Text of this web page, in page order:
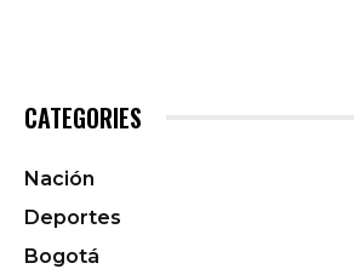
CATEGORIES
Nación
Deportes
Bogotá